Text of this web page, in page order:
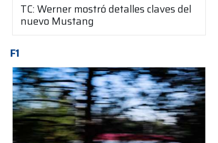
TC: Werner mostró detalles claves del
nuevo Mustang
F1